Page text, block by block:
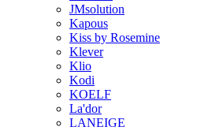
JMsolution
Kapous
Kiss by Rosemine
Klever
Klio
Kodi
KOELF
La'dor
LANEIGE